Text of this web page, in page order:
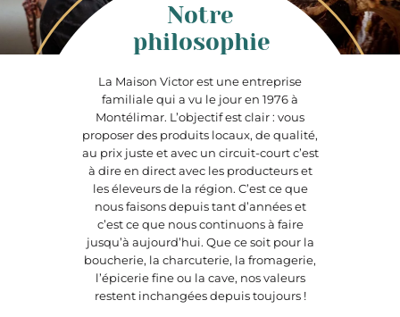
La Maison Victor est une entreprise
familiale qui a vu le jour en 1976 à
Montélimar. L’objectif est clair : vous
proposer des produits locaux, de qualité,
au prix juste et avec un circuit-court c’est
à dire en direct avec les producteurs et
les éleveurs de la région. C’est ce que
nous faisons depuis tant d’années et
c’est ce que nous continuons à faire
jusqu’à aujourd’hui. Que ce soit pour la
boucherie, la charcuterie, la fromagerie,
l’épicerie fine ou la cave, nos valeurs
restent inchangées depuis toujours !
Notre
philosophie